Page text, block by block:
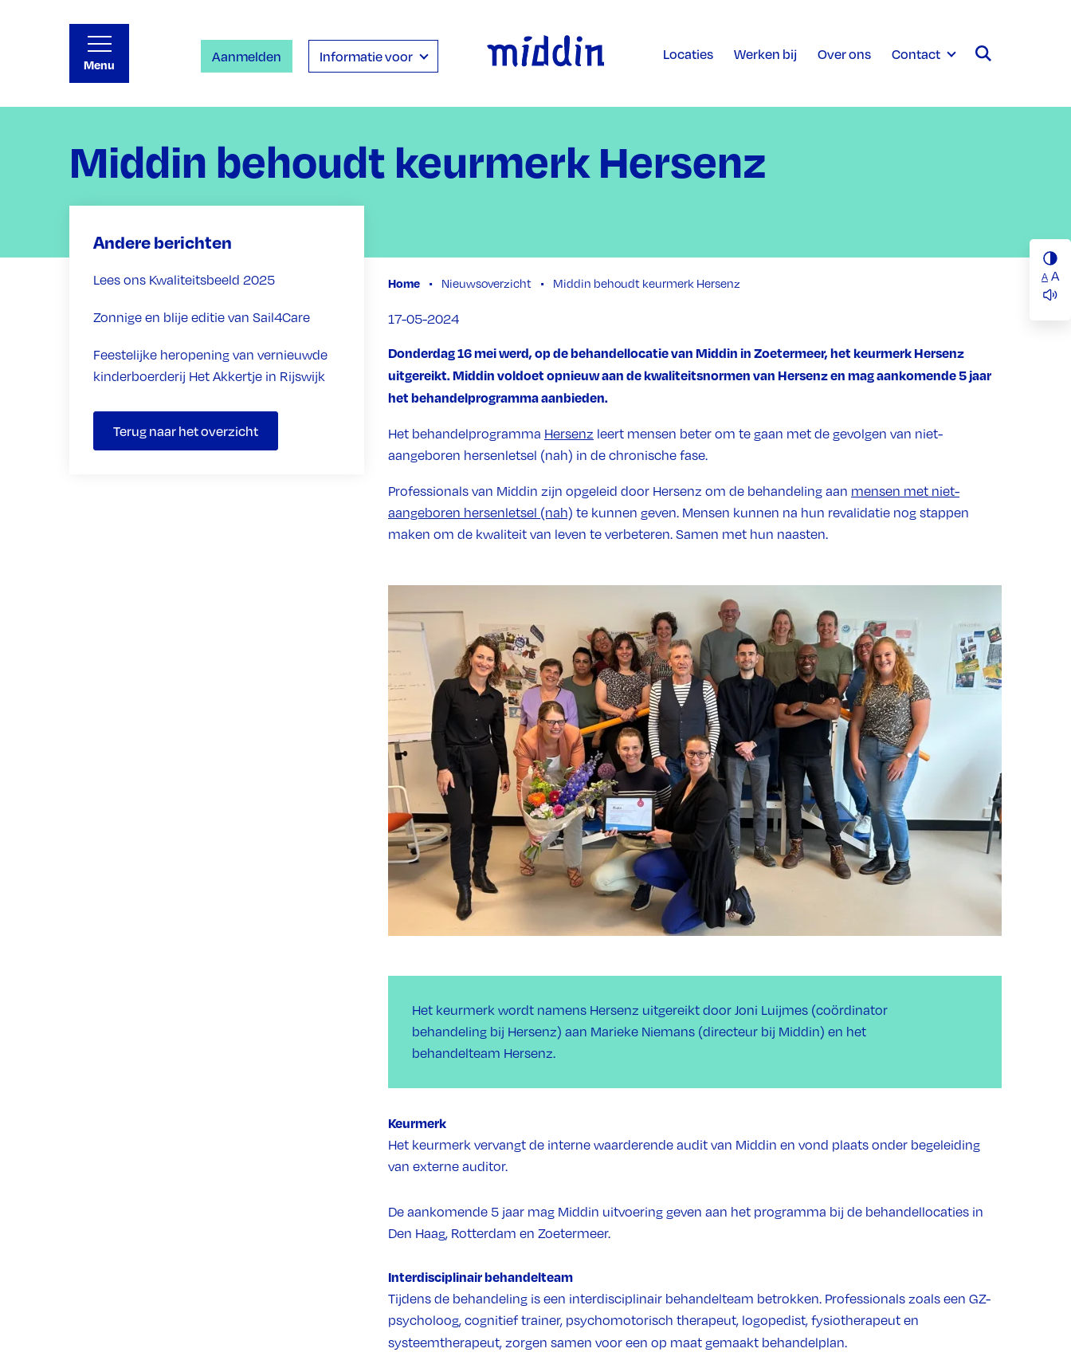
A A
Menu
Aanmelden Informatie voor Locaties Werken bij Over ons Contact
Middin behoudt keurmerk Hersenz
Andere berichten
Lees ons Kwaliteitsbeeld 2025
Zonnige en blije editie van Sail4Care
Feestelijke heropening van vernieuwde
kinderboerderij Het Akkertje in Rijswijk
Terug naar het overzicht
Home Nieuwsoverzicht Middin behoudt keurmerk Hersenz
17-05-2024
Donderdag 16 mei werd, op de behandellocatie van Middin in Zoetermeer, het keurmerk Hersenz
uitgereikt. Middin voldoet opnieuw aan de kwaliteitsnormen van Hersenz en mag aankomende 5 jaar
het behandelprogramma aanbieden.
Het behandelprogramma Hersenz leert mensen beter om te gaan met de gevolgen van niet-
aangeboren hersenletsel (nah) in de chronische fase.
Professionals van Middin zijn opgeleid door Hersenz om de behandeling aan mensen met niet-
aangeboren hersenletsel (nah) te kunnen geven. Mensen kunnen na hun revalidatie nog stappen
maken om de kwaliteit van leven te verbeteren. Samen met hun naasten.
Het keurmerk wordt namens Hersenz uitgereikt door Joni Luijmes (coördinator
behandeling bij Hersenz) aan Marieke Niemans (directeur bij Middin) en het
behandelteam Hersenz.
Keurmerk
Het keurmerk vervangt de interne waarderende audit van Middin en vond plaats onder begeleiding
van externe auditor.
De aankomende 5 jaar mag Middin uitvoering geven aan het programma bij de behandellocaties in
Den Haag, Rotterdam en Zoetermeer.
Interdisciplinair behandelteam
Tijdens de behandeling is een interdisciplinair behandelteam betrokken. Professionals zoals een GZ-
psycholoog, cognitief trainer, psychomotorisch therapeut, logopedist, fysiotherapeut en
systeemtherapeut, zorgen samen voor een op maat gemaakt behandelplan.